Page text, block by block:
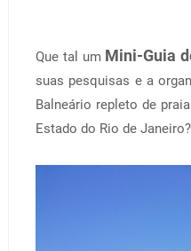
Que tal um Mini-Guia
suas pesquisas e a
Balneário repleto de
Estado do Rio de Janeiro?